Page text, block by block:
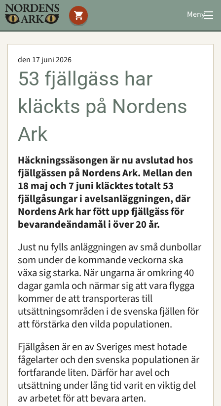
Meny
Stöd oss
Bevarande
Utbildning
Boende
Om oss | Öppettider | Press
Sök
den 17 juni 2026
53 fjällgäss har
kläckts på Nordens
Ark
Häckningssäsongen är nu avslutad hos
fjällgässen på Nordens Ark. Mellan den
18 maj och 7 juni kläcktes totalt 53
fjällgåsungar i avelsanläggningen, där
Nordens Ark har fött upp fjällgäss för
bevarandeändamål i över 20 år.
Just nu fylls anläggningen av små dunbollar
som under de kommande veckorna ska
växa sig starka. När ungarna är omkring 40
dagar gamla och närmar sig att vara flygga
kommer de att transporteras till
utsättningsområden i de svenska fjällen för
att förstärka den vilda populationen.
Fjällgåsen är en av Sveriges mest hotade
fågelarter och den svenska populationen är
fortfarande liten. Därför har avel och
utsättning under lång tid varit en viktig del
av arbetet för att bevara arten.